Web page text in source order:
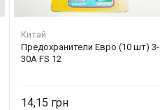
Китай
Предохранители Евро (10 шт) 3-
30А FS 12
14,15